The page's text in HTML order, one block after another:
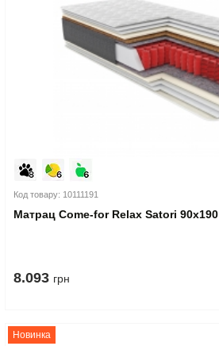
Код товару: 10111191
Матрац Come-for Relax Satori 90x190
8.093 грн
Новинка